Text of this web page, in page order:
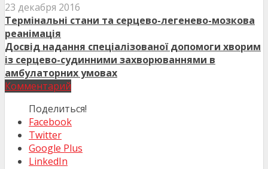
23 декабря 2016
Термінальні стани та серцево-легенево-мозкова
реанімація
Досвід надання спеціалізованої допомоги хворим
із серцево-судинними захворюваннями в
амбулаторних умовах
Комментарий
Поделиться!
Facebook
Twitter
Google Plus
LinkedIn